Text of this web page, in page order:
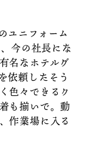
ユニフォーム
今の社長にな
名なホテルグ
依頼したそう
色々できるク
も揃いで。動
作業場に入る